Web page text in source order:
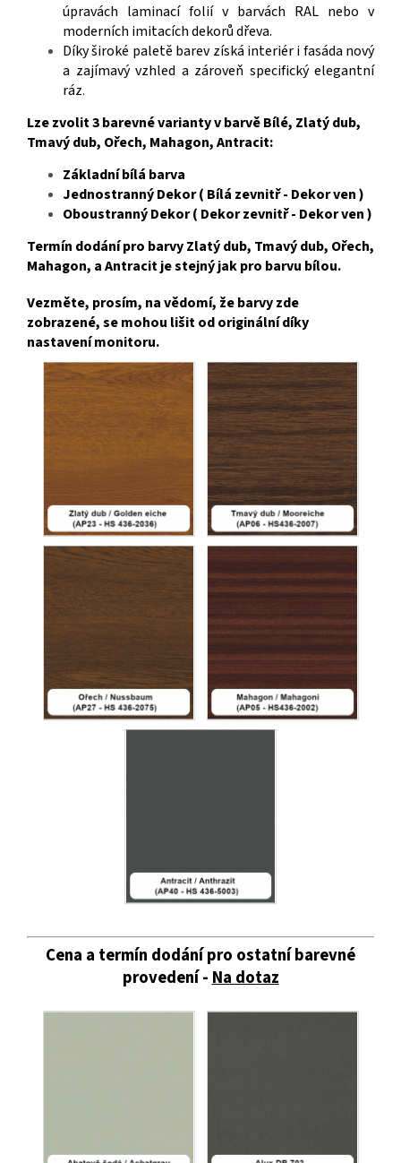
úpravách laminací folií v barvách RAL nebo v
moderních imitacích dekorů dřeva.
Díky široké paletě barev získá interiér i fasáda nový
a zajímavý vzhled a zároveň specifický elegantní
ráz.
Lze zvolit 3 barevné varianty v barvě Bílé, Zlatý dub,
Tmavý dub, Ořech, Mahagon, Antracit:
Základní bílá barva
Jednostranný Dekor ( Bílá zevnitř - Dekor ven )
Oboustranný Dekor ( Dekor zevnitř - Dekor ven )
Termín dodání pro barvy Zlatý dub, Tmavý dub, Ořech,
Mahagon, a Antracit je stejný jak pro barvu bílou.
Vezměte, prosím, na vědomí, že barvy zde
zobrazené, se mohou lišit od originální díky
nastavení monitoru.
Cena a termín dodání pro ostatní barevné
provedení -Na dotaz